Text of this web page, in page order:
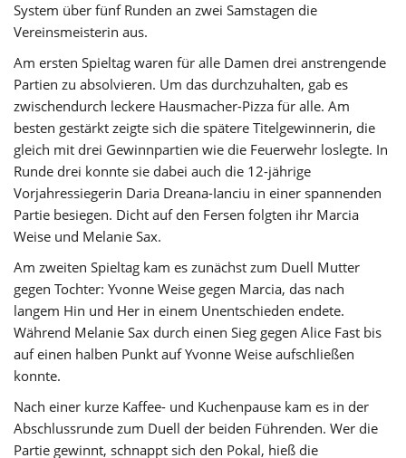
System über fünf Runden an zwei Samstagen die
Vereinsmeisterin aus.
Am ersten Spieltag waren für alle Damen drei anstrengende
Partien zu absolvieren. Um das durchzuhalten, gab es
zwischendurch leckere Hausmacher-Pizza für alle. Am
besten gestärkt zeigte sich die spätere Titelgewinnerin, die
gleich mit drei Gewinnpartien wie die Feuerwehr loslegte. In
Runde drei konnte sie dabei auch die 12-jährige
Vorjahressiegerin Daria Dreana-Ianciu in einer spannenden
Partie besiegen. Dicht auf den Fersen folgten ihr Marcia
Weise und Melanie Sax.
Am zweiten Spieltag kam es zunächst zum Duell Mutter
gegen Tochter: Yvonne Weise gegen Marcia, das nach
langem Hin und Her in einem Unentschieden endete.
Während Melanie Sax durch einen Sieg gegen Alice Fast bis
auf einen halben Punkt auf Yvonne Weise aufschließen
konnte.
Nach einer kurze Kaffee- und Kuchenpause kam es in der
Abschlussrunde zum Duell der beiden Führenden. Wer die
Partie gewinnt, schnappt sich den Pokal, hieß die